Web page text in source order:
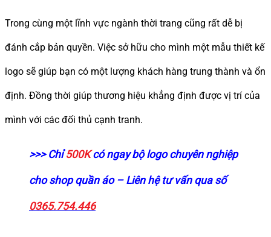
Trong cùng một lĩnh vực ngành thời trang cũng rất dễ bị
đánh cắp bản quyền. Việc sở hữu cho mình một mẫu thiết kế
logo sẽ giúp bạn có một lượng khách hàng trung thành và ổn
định. Đồng thời giúp thương hiệu khẳng định được vị trí của
mình với các đối thủ cạnh tranh.
>>> Chỉ500Kcó ngay bộ logo chuyên nghiệp
cho shop quần áo – Liên hệ tư vấn qua số
0365.754.446